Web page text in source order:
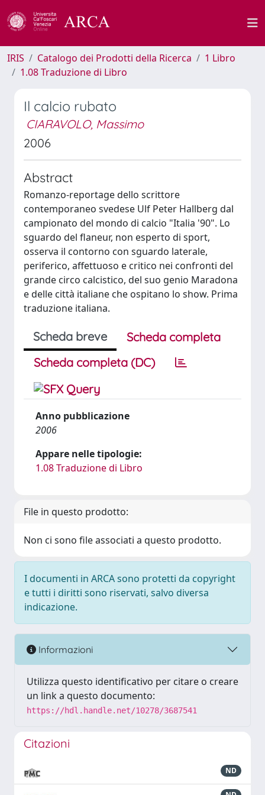
IRIS Catalogo dei Prodotti della Ricerca
1 Libro
1.08 Traduzione di Libro
Il calcio rubato
CIARAVOLO, Massimo
2006
Abstract
Romanzo-reportage dello scrittore
contemporaneo svedese Ulf Peter Hallberg dal
campionato del mondo di calcio "Italia '90". Lo
sguardo del flaneur, non esperto di sport,
osserva il contorno con sguardo laterale,
periferico, affettuoso e critico nei confronti del
grande circo calcistico, del suo genio Maradona
e delle città italiane che ospitano lo show. Prima
traduzione italiana.
Scheda breve
Scheda completa
Scheda completa (DC)
Anno pubblicazione
2006
Appare nelle tipologie:
1.08 Traduzione di Libro
File in questo prodotto:
Non ci sono file associati a questo prodotto.
I documenti in ARCA sono protetti da copyright
e tutti i diritti sono riservati, salvo diversa
indicazione.
Informazioni
Utilizza questo identificativo per citare o creare
un link a questo documento:
https://hdl.handle.net/10278/3687541
Citazioni
ND